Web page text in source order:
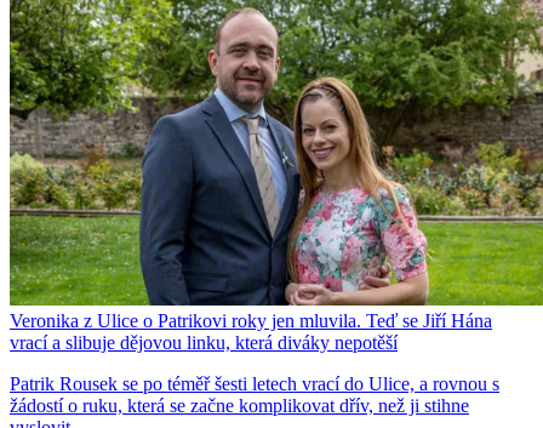
Veronika z Ulice o Patrikovi roky jen mluvila. Teď se Jiří Hána
vrací a slibuje dějovou linku, která diváky nepotěší
Patrik Rousek se po téměř šesti letech vrací do Ulice, a rovnou s
žádostí o ruku, která se začne komplikovat dřív, než ji stihne